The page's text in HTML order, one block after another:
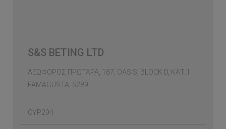
S&S BETING LTD
ΛΕΩΦΟΡΟΣ ΠΡΩΤΑΡΑ, 187, OASIS, BLOCK D, ΚΑΤ.1
FAMAGUSTA, 5289
CYP294